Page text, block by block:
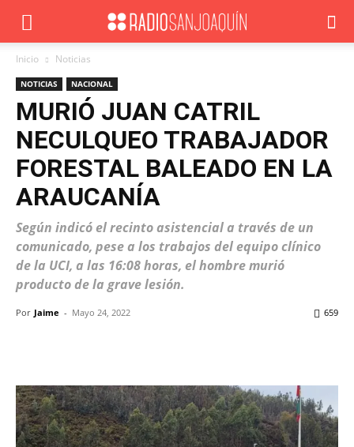
Inicio Noticias
NOTICIAS NACIONAL
MURIÓ JUAN CATRIL
NECULQUEO TRABAJADOR
FORESTAL BALEADO EN LA
ARAUCANÍA
Según indicó el recinto asistencial a través de un
comunicado, pese a los trabajos del equipo clínico
de la UCI, a las 16:08 horas, el hombre murió
producto de la grave lesión.
Por Jaime - Mayo 24, 2022 659